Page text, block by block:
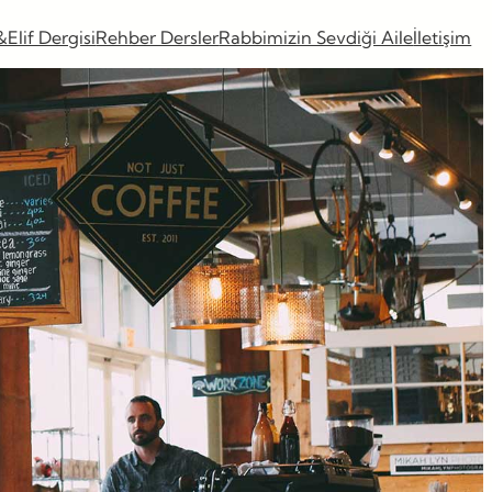
DergisiRehber DerslerRabbimizin Sevdiği Aileİletişim